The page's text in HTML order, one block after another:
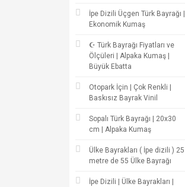
İpe Dizili Üçgen Türk Bayrağı |
Ekonomik Kumaş
☪ Türk Bayrağı Fiyatları ve
Ölçüleri | Alpaka Kumaş |
Büyük Ebatta
Otopark İçin | Çok Renkli |
Baskısız Bayrak Vinil
Sopalı Türk Bayrağı | 20x30
cm | Alpaka Kumaş
Ülke Bayrakları ( İpe dizili ) 25
metre de 55 Ülke Bayrağı
İpe Dizili | Ülke Bayrakları |